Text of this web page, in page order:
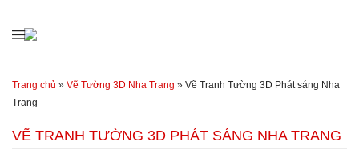
Trang chủ » Vẽ Tường 3D Nha Trang » Vẽ Tranh Tường 3D Phát sáng Nha
Trang
VẼ TRANH TƯỜNG 3D PHÁT SÁNG NHA TRANG